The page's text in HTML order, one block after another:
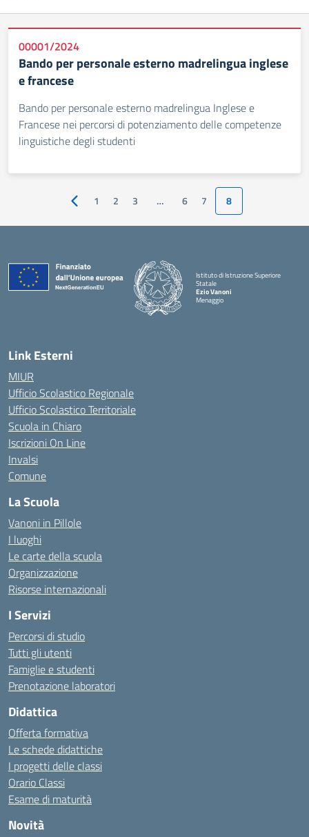
00001/2024
Bando per personale esterno madrelingua inglese
e francese
Bando per personale esterno madrelingua Inglese e
Francese nei percorsi di potenziamento delle competenze
linguistiche degli studenti
Pagina precedente
1 2 3 … 6 7 8
Istituto di Istruzione Superiore
Statale
Ezio Vanoni
Menaggio
— Visita la pagina iniziale della scuola
Link Esterni
MIUR
Ufficio Scolastico Regionale
Ufficio Scolastico Territoriale
Scuola in Chiaro
Iscrizioni On Line
Invalsi
Comune
La Scuola
Vanoni in Pillole
I luoghi
Le carte della scuola
Organizzazione
Risorse internazionali
I Servizi
Percorsi di studio
Tutti gli utenti
Famiglie e studenti
Prenotazione laboratori
Didattica
Offerta formativa
Le schede didattiche
I progetti delle classi
Orario Classi
Esame di maturità
Novità